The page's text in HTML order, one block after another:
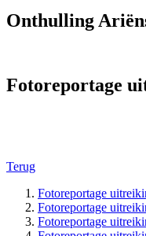
Onthulling
Fotoreportage
Terug
Fotoreportage
Fotoreportage
Fotoreportage